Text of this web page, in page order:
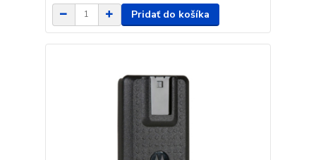
Pridať do košíka